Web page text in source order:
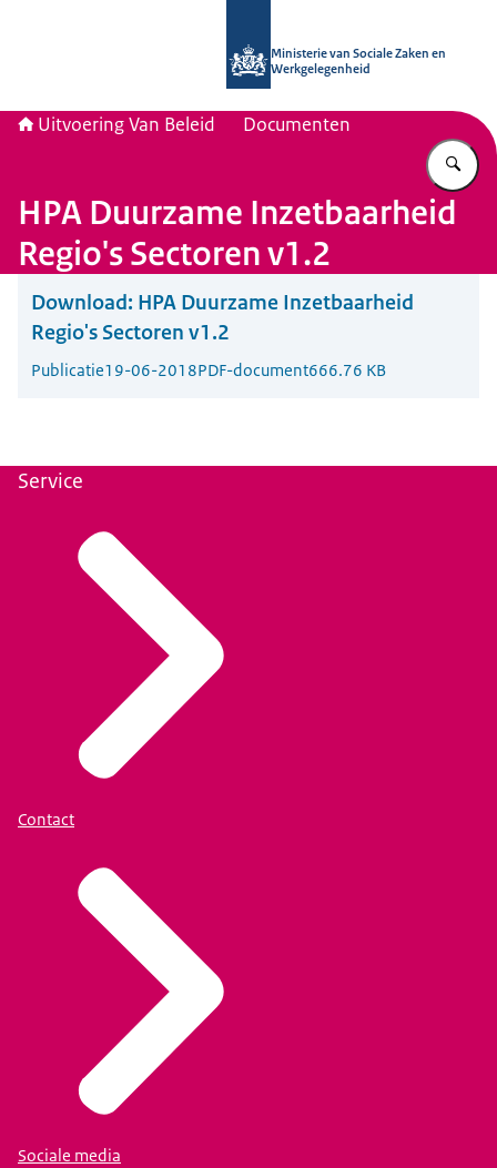
Ministerie van Sociale Zaken en
Werkgelegenheid
Uitvoering Van Beleid Documenten
HPA Duurzame Inzetbaarheid
Regio's Sectoren v1.2
Download: HPA Duurzame Inzetbaarheid
Regio's Sectoren v1.2
Publicatie19-06-2018PDF-document666.76 KB
Service
Contact
Sociale media